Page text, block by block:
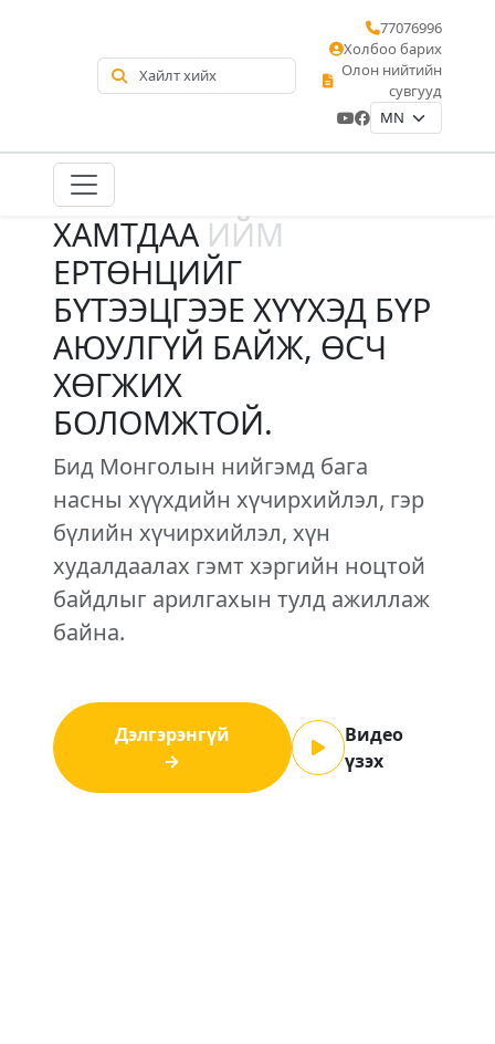
77076996
Холбоо барих
Олон нийтийн
сувгууд
ХАМТДАА ИЙМ
ЕРТӨНЦИЙГ
БҮТЭЭЦГЭЭЕ ХҮҮХЭД БҮР
АЮУЛГҮЙ БАЙЖ, ӨСЧ
ХӨГЖИХ
БОЛОМЖТОЙ.
Бид Монголын нийгэмд бага
насны хүүхдийн хүчирхийлэл, гэр
бүлийн хүчирхийлэл, хүн
худалдаалах гэмт хэргийн ноцтой
байдлыг арилгахын тулд ажиллаж
байна.
Дэлгэрэнгүй
→
Видео
үзэх